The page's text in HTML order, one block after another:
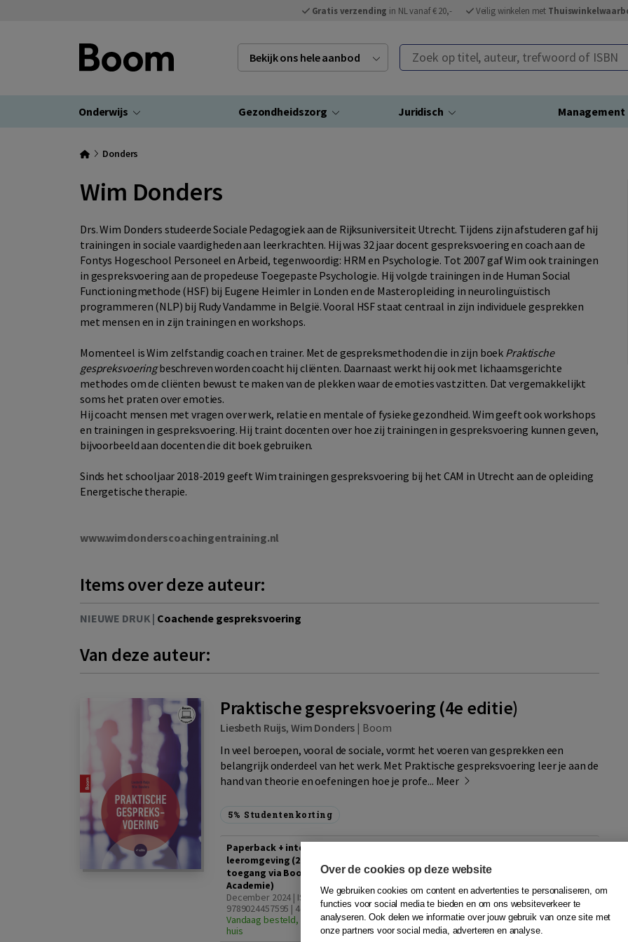
Gratis verzending in NL vanaf € 20,- Veilig winkelen met
Bekijk ons hele aanbod Zoek op titel, auteur, trefwoord of ISBN
Onderwijs Gezondheidszorg Juridisch Management
Donders
Wim Donders
Drs. Wim Donders studeerde Sociale Pedagogiek aan de Rijksuniversiteit Utrecht. Tijdens zijn afstuderen gaf hij
trainingen in sociale vaardigheden aan leerkrachten. Hij was 32 jaar docent gespreksvoering en coach aan de
Fontys Hogeschool Personeel en Arbeid, tegenwoordig: HRM en Psychologie. Tot 2007 gaf Wim ook trainingen
in gespreksvoering aan de propedeuse Toegepaste Psychologie. Hij volgde trainingen in de Human Social
Functioningmethode (HSF) bij Eugene Heimler in Londen en de Masteropleiding in neurolinguïstisch
programmeren (NLP) bij Rudy Vandamme in België. Vooral HSF staat centraal in zijn individuele gesprekken
met mensen en in zijn trainingen en workshops.
Momenteel is Wim zelfstandig coach en trainer. Met de gespreksmethoden die in zijn boek Praktische
gespreksvoeringbeschreven worden coacht hij cliënten. Daarnaast werkt hij ook met lichaamsgerichte
methodes om de cliënten bewust te maken van de plekken waar de emoties vastzitten. Dat vergemakkelijkt
soms het praten over emoties.
Hij coacht mensen met vragen over werk, relatie en mentale of fysieke gezondheid. Wim geeft ook workshops
en trainingen in gespreksvoering. Hij traint docenten over hoe zij trainingen in gespreksvoering kunnen geven,
bijvoorbeeld aan docenten die dit boek gebruiken.
Sinds het schooljaar 2018-2019 geeft Wim trainingen gespreksvoering bij het CAM in Utrecht aan de opleiding
Energetische therapie.
www.wimdonderscoachingentraining.nl
Items over deze auteur:
NIEUWE DRUK | Coachende gespreksvoering
Van deze auteur:
Praktische gespreksvoering (4e editie)
Liesbeth Ruijs, Wim Donders | Boom
In veel beroepen, vooral de sociale, vormt het voeren van gesprekken een
belangrijk onderdeel van het werk. Met Praktische gespreksvoering leer je aan de
hand van theorie en oefeningen hoe je profe... Meer
5% Studentenkorting
Paperback + interactieve
leeromgeving (2 jaar
toegang via Boom
Academie)
December 2024 | ISBN
9789024457595 | 4e editie
Vandaag besteld, zaterdag in
huis
46,95 − + In winkelwagen
Over de cookies op deze website
We gebruiken cookies om content en advertenties te personaliseren, om
functies voor social media te bieden en om ons websiteverkeer te
analyseren. Ook delen we informatie over jouw gebruik van onze site met
onze partners voor social media, adverteren en analyse.